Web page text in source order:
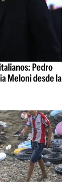
Pedro
Meloni desde la